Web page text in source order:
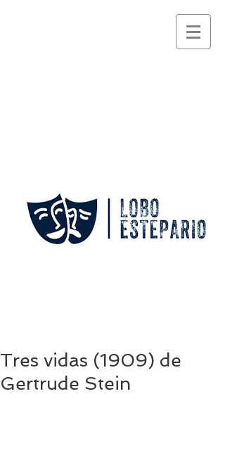
Tres vidas (1909) de
Gertrude Stein